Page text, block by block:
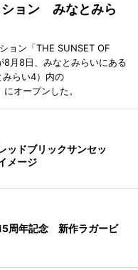
ション みなとみら
ョン「THE SUNSET OF
8月8日、みなとみらいにある
みらい4）内の
オープンした。
ッドブリックサンセッ
メージ
周年記念 新作ラガービ